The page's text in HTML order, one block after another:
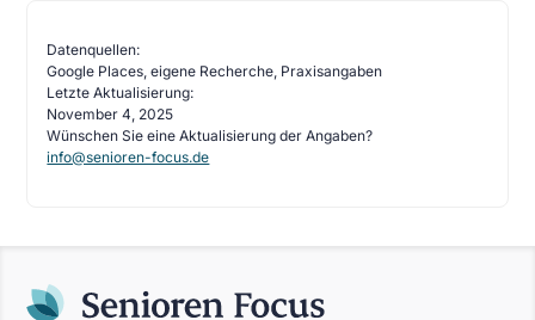
Datenquellen:
Google Places, eigene Recherche, Praxisangaben
Letzte Aktualisierung:
November 4, 2025
Wünschen Sie eine Aktualisierung der Angaben?
info@senioren-focus.de